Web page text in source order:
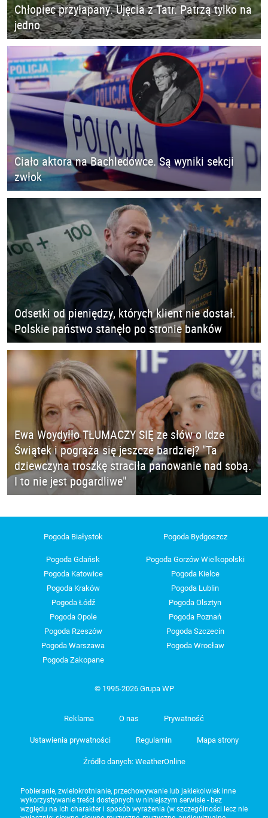
Chłopiec przyłapany. Ujęcia z Tatr. Patrzą tylko na
jedno
Ciało aktora na Bachledówce. Są wyniki sekcji
zwłok
Odsetki od pieniędzy, których klient nie dostał.
Polskie państwo stanęło po stronie banków
Ewa Woydyłło TŁUMACZY SIĘ ze słów o Idze
Świątek i pogrąża się jeszcze bardziej? "Ta
dziewczyna troszkę straciła panowanie nad sobą.
I to nie jest pogardliwe"
Pogoda Białystok Pogoda Bydgoszcz
Pogoda Gdańsk
Pogoda Gorzów Wielkopolski
Pogoda Katowice
Pogoda Kielce
Pogoda Kraków
Pogoda Lublin
Pogoda Łódź
Pogoda Olsztyn
Pogoda Opole
Pogoda Poznań
Pogoda Rzeszów
Pogoda Szczecin
Pogoda Warszawa
Pogoda Wrocław
Pogoda Zakopane
© 1995-2026 Grupa WP
Reklama O nas Prywatność
Ustawienia prywatności Regulamin Mapa strony
Źródło danych: WeatherOnline
Pobieranie, zwielokrotnianie, przechowywanie lub jakiekolwiek inne
wykorzystywanie treści dostępnych w niniejszym serwisie - bez
względu na ich charakter i sposób wyrażenia (w szczególności lecz nie